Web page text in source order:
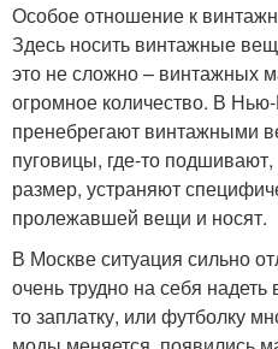
Особое отношение к
Здесь носить винтажные
это не сложно – винтажных
огромное количество. В
пренебрегают винтажными
пуговицы, где-то
размер, устраняют
пролежавшей вещи и носят.
В Москве ситуация сильно
очень трудно на себя
то заплатку, или футболку